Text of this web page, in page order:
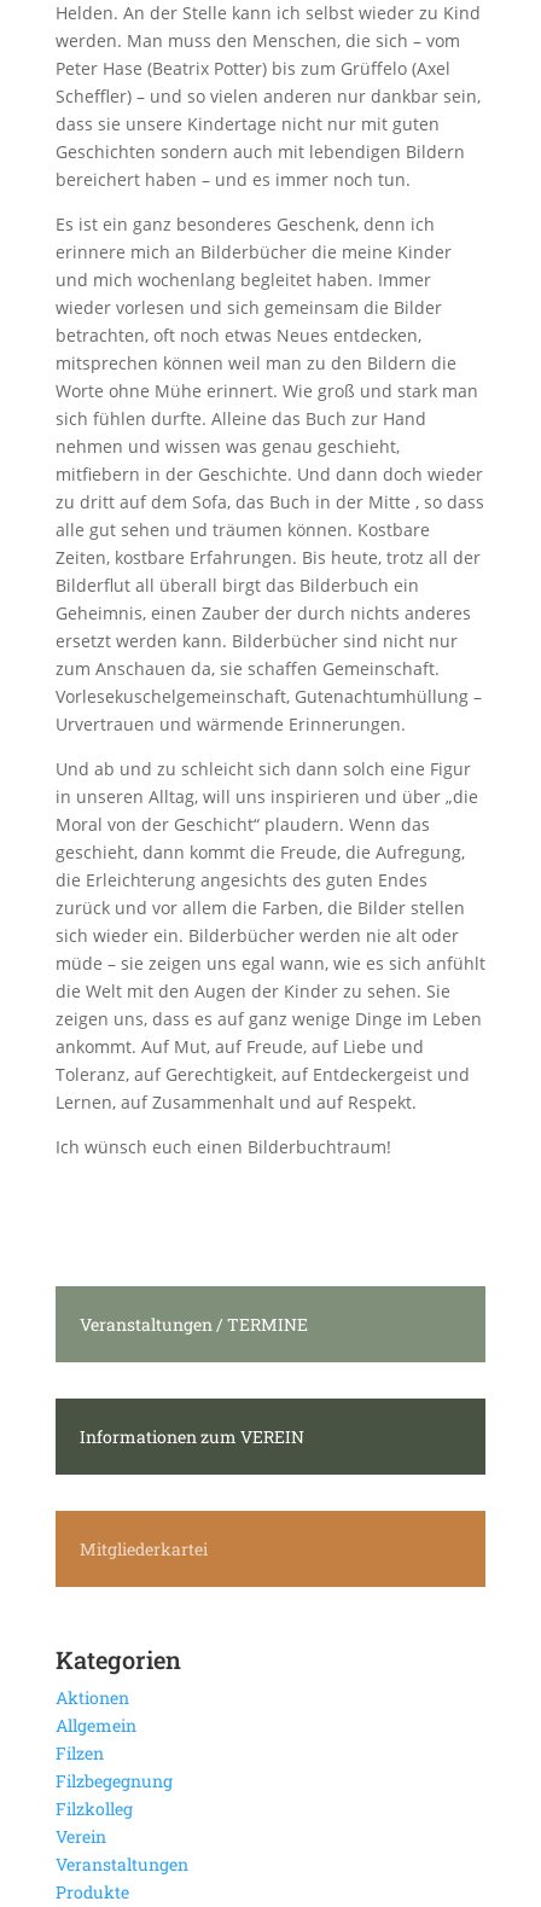
Helden. An der Stelle kann ich selbst wieder zu Kind
werden. Man muss den Menschen, die sich – vom
Peter Hase (Beatrix Potter) bis zum Grüffelo (Axel
Scheffler) – und so vielen anderen nur dankbar sein,
dass sie unsere Kindertage nicht nur mit guten
Geschichten sondern auch mit lebendigen Bildern
bereichert haben – und es immer noch tun.
Es ist ein ganz besonderes Geschenk, denn ich
erinnere mich an Bilderbücher die meine Kinder
und mich wochenlang begleitet haben. Immer
wieder vorlesen und sich gemeinsam die Bilder
betrachten, oft noch etwas Neues entdecken,
mitsprechen können weil man zu den Bildern die
Worte ohne Mühe erinnert. Wie groß und stark man
sich fühlen durfte. Alleine das Buch zur Hand
nehmen und wissen was genau geschieht,
mitfiebern in der Geschichte. Und dann doch wieder
zu dritt auf dem Sofa, das Buch in der Mitte , so dass
alle gut sehen und träumen können. Kostbare
Zeiten, kostbare Erfahrungen. Bis heute, trotz all der
Bilderflut all überall birgt das Bilderbuch ein
Geheimnis, einen Zauber der durch nichts anderes
ersetzt werden kann. Bilderbücher sind nicht nur
zum Anschauen da, sie schaffen Gemeinschaft.
Vorlesekuschelgemeinschaft, Gutenachtumhüllung –
Urvertrauen und wärmende Erinnerungen.
Und ab und zu schleicht sich dann solch eine Figur
in unseren Alltag, will uns inspirieren und über „die
Moral von der Geschicht“ plaudern. Wenn das
geschieht, dann kommt die Freude, die Aufregung,
die Erleichterung angesichts des guten Endes
zurück und vor allem die Farben, die Bilder stellen
sich wieder ein. Bilderbücher werden nie alt oder
müde – sie zeigen uns egal wann, wie es sich anfühlt
die Welt mit den Augen der Kinder zu sehen. Sie
zeigen uns, dass es auf ganz wenige Dinge im Leben
ankommt. Auf Mut, auf Freude, auf Liebe und
Toleranz, auf Gerechtigkeit, auf Entdeckergeist und
Lernen, auf Zusammenhalt und auf Respekt.
Ich wünsch euch einen Bilderbuchtraum!
Veranstaltungen / TERMINE
Informationen zum VEREIN
Mitgliederkartei
Kategorien
Aktionen
Allgemein
Filzen
Filzbegegnung
Filzkolleg
Verein
Veranstaltungen
Produkte